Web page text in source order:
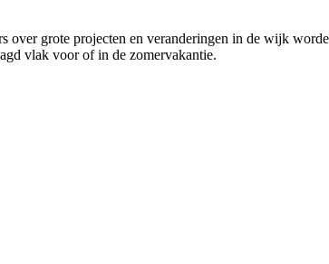
over grote projecten en veranderingen in de wijk
vlak voor of in de zomervakantie.